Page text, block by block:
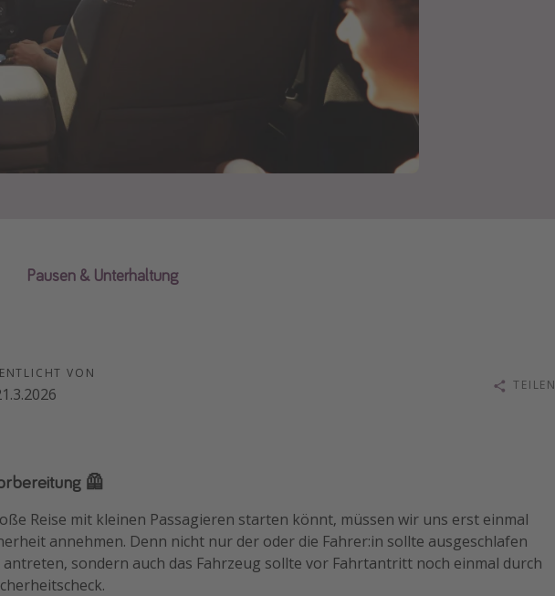
Pausen & Unterhaltung
VON
TEILEN
🦺
Reise mit kleinen Passagieren starten könnt, müssen wir uns erst einmal
annehmen. Denn nicht nur der oder die Fahrer:in sollte ausgeschlafen
antreten, sondern auch das Fahrzeug sollte vor Fahrtantritt noch einmal durch